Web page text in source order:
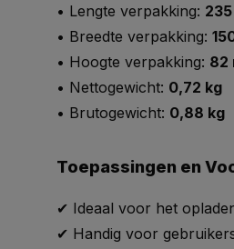
• Lengte verpakking:
• Breedte verpakking:
• Hoogte verpakking: 82
• Nettogewicht: 0,72 kg
• Brutogewicht: 0,88 kg
Toepassingen en
✔ Ideaal voor het
✔ Handig voor